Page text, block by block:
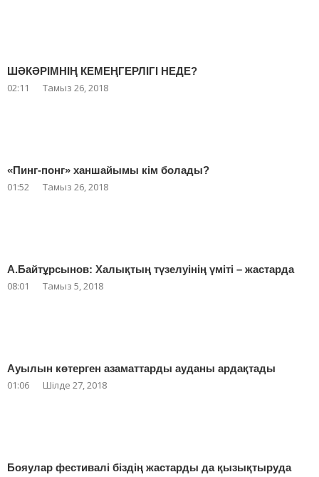
ШӘКӘРІМНІҢ КЕМЕҢГЕРЛІГІ НЕДЕ?
02:11 Тамыз 26, 2018
«Пинг-понг» ханшайымы кім болады?
01:52 Тамыз 26, 2018
А.Байтұрсынов: Халықтың түзелуінің үміті – жастарда
08:01 Тамыз 5, 2018
Ауылын көтерген азаматтарды ауданы ардақтады
01:06 Шілде 27, 2018
Бояулар фестивалі біздің жастарды да қызықтыруда